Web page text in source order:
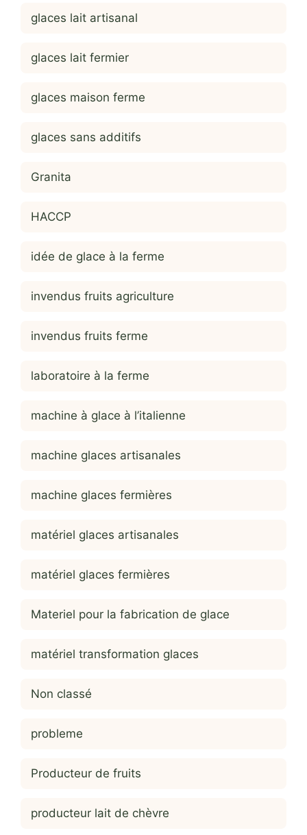
glaces lait artisanal
glaces lait fermier
glaces maison ferme
glaces sans additifs
Granita
HACCP
idée de glace à la ferme
invendus fruits agriculture
invendus fruits ferme
laboratoire à la ferme
machine à glace à l’italienne
machine glaces artisanales
machine glaces fermières
matériel glaces artisanales
matériel glaces fermières
Materiel pour la fabrication de glace
matériel transformation glaces
Non classé
probleme
Producteur de fruits
producteur lait de chèvre